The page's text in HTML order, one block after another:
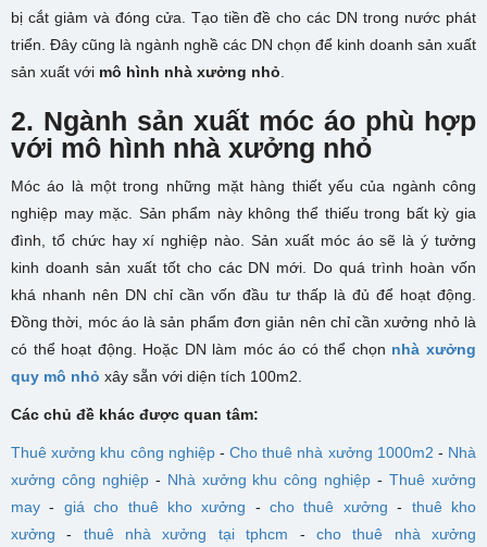
bị cắt giảm và đóng cửa. Tạo tiền đề cho các DN trong nước phát
triển. Đây cũng là ngành nghề các DN chọn để kinh doanh sản xuất
sản xuất với mô hình nhà xưởng nhỏ
2. Ngành sản xuất móc áo phù hợp
với mô hình nhà xưởng nhỏ
Móc áo là một trong những mặt hàng thiết yếu của ngành công
nghiệp may mặc. Sản phẩm này không thể thiếu trong bất kỳ gia
đình, tổ chức hay xí nghiệp nào. Sản xuất móc áo sẽ là ý tưởng
kinh doanh sản xuất tốt cho các DN mới. Do quá trình hoàn vốn
khá nhanh nên DN chỉ cần vốn đầu tư thấp là đủ để hoạt động.
Đồng thời, móc áo là sản phẩm đơn giản nên chỉ cần xưởng nhỏ là
có thể hoạt động. Hoặc DN làm móc áo có thể chọn nhà xưởng
quy mô nhỏ xây sẵn với diện tích 100m2.
Các chủ đề khác được quan tâm:
Thuê xưởng khu công nghiệp-Cho thuê nhà xưởng 1000m2 - Nhà
xưởng công nghiệp- Nhà xưởng khu công nghiệp -Thuê xưởng
may - giá cho thuê kho xưởng -cho thuê xưởng - thuê kho
xưởng - thuê nhà xưởng tại tphcm - cho thuê nhà xưởng